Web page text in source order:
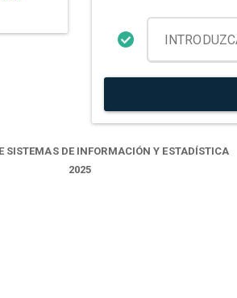
SISTEMAS DE INFORMACIÓN Y ESTADÍSTICA
2025